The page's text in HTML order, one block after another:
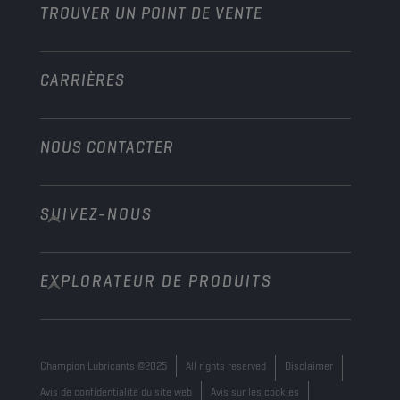
Marine
TROUVER UN POINT DE VENTE
CARRIÈRES
NOUS CONTACTER
info@championlubes.com
+32 3 870 00 20
Georges Gilliotstraat, 52 2620 Hemiksem
SUIVEZ-NOUS
EXPLORATEUR DE PRODUITS
Champion Lubricants ©2025 All rights reserved
Disclaimer
Avis de confidentialité du site web
Avis sur les cookies